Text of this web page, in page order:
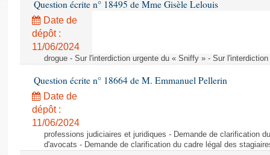
Question écrite n° 18495 de Mme Gisèle Lelouis
Date de
dépôt :
11/06/2024
drogue - Sur l'interdiction urgente du « Sniffy » - Sur
Question écrite n° 18664 de M. Emmanuel Pellerin
Date de
dépôt :
11/06/2024
professions judiciaires et juridiques - Demande de clarification
d'avocats - Demande de clarification du cadre légal des